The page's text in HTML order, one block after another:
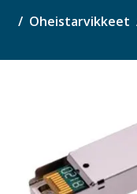
Oheistarvikkeet